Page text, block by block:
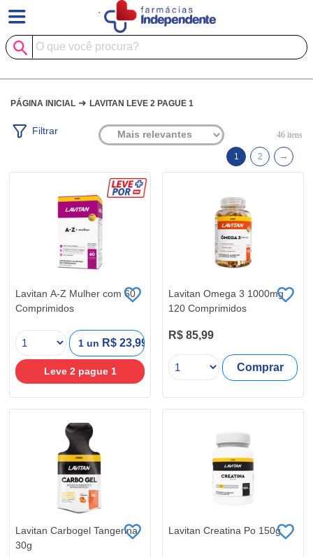
`
PÁGINA INICIAL ➜ LAVITAN LEVE 2 PAGUE 1
Filtrar 46itens
1 2 →
Lavitan A-Z Mulher com 60
Comprimidos
1 un R$ 23,99
Leve 2pague 1
Lavitan Omega 3 1000mg
120 Comprimidos
R$ 85,99
Comprar
Lavitan Carbogel Tangerina
30g
Lavitan Creatina Po 150g